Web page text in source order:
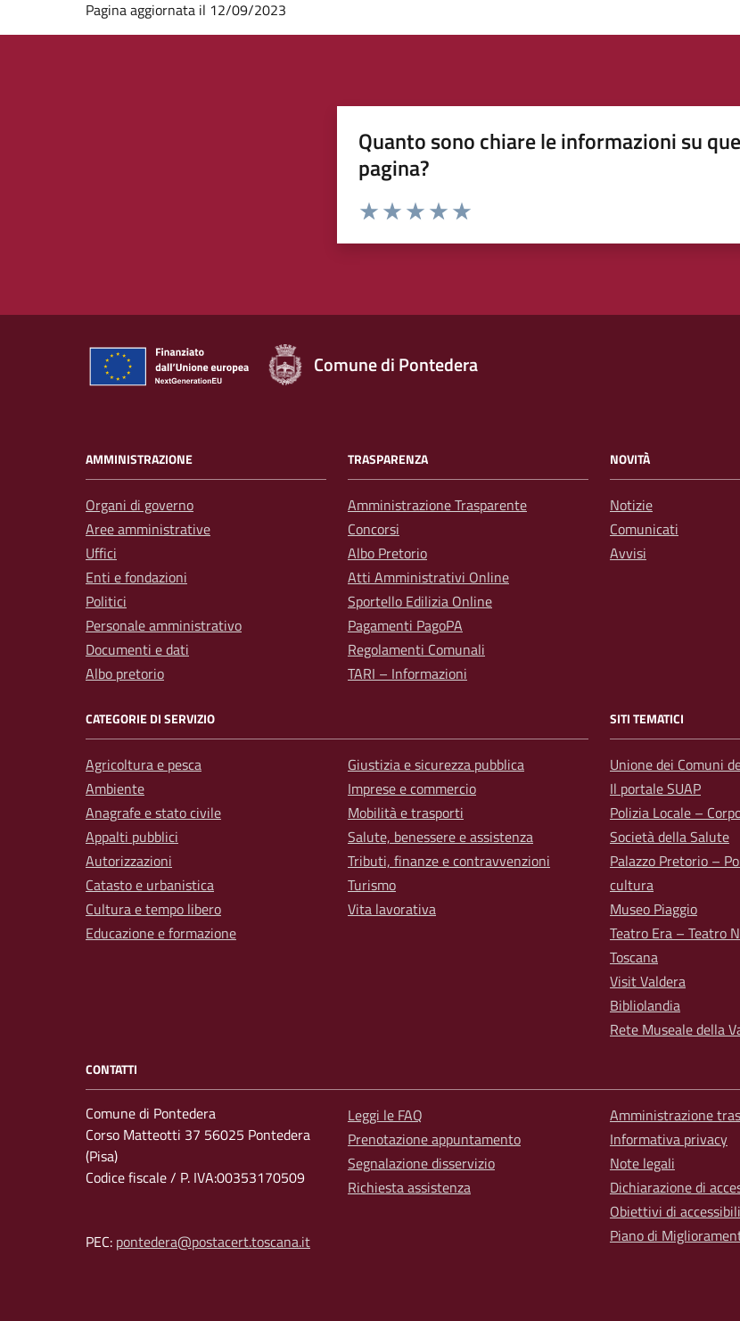
Pagina aggiornata il 12/09/2023
Quanto sono chiare le informazioni su
pagina?
Rating:
Comune di Pontedera
AMMINISTRAZIONE
Organi di governo
Aree amministrative
Uffici
Enti e fondazioni
Politici
Personale amministrativo
Documenti e dati
Albo pretorio
TRASPARENZA
Amministrazione Trasparente
Concorsi
Albo Pretorio
Atti Amministrativi Online
Sportello Edilizia Online
Pagamenti PagoPA
Regolamenti Comunali
TARI – Informazioni
NOVITÀ
Notizie
Comunicati
Avvisi
CATEGORIE DI SERVIZIO
Agricoltura e pesca
Ambiente
Anagrafe e stato civile
Appalti pubblici
Autorizzazioni
Catasto e urbanistica
Cultura e tempo libero
Educazione e formazione
Giustizia e sicurezza pubblica
Imprese e commercio
Mobilità e trasporti
Salute, benessere e assistenza
Tributi, finanze e contravvenzioni
Turismo
Vita lavorativa
SITI TEMATICI
Unione dei Comuni
Il portale SUAP
Polizia Locale –
Società della Salute
Palazzo Pretorio –
cultura
Museo Piaggio
Teatro Era – Teatro
Toscana
Visit Valdera
Bibliolandia
Rete Museale della
CONTATTI
Comune di Pontedera
Corso Matteotti 37 56025 Pontedera
(Pisa)
Codice fiscale / P. IVA:00353170509
PEC: pontedera@postacert.toscana.it
Leggi le FAQ
Prenotazione appuntamento
Segnalazione disservizio
Richiesta assistenza
Amministrazione
Informativa privacy
Note legali
Dichiarazione di
Obiettivi di
Piano di